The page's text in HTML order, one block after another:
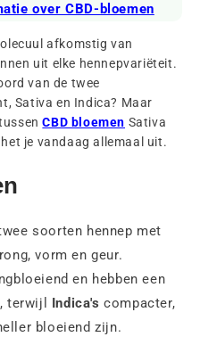
over CBD-bloemen
afkomstig van
uit elke hennepvariëteit.
van de twee
Sativa en Indica? Maar
CBD bloemen Sativa
je vandaag allemaal uit.
soorten hennep met
vorm en geur.
en hebben een
terwijl Indica's compacter,
bloeiend zijn.